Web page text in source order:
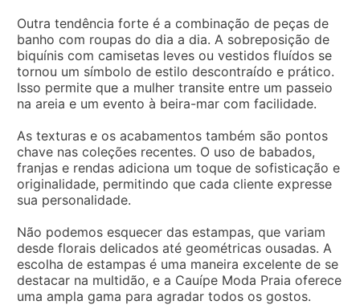
Outra tendência forte é a combinação de peças de
banho com roupas do dia a dia. A sobreposição de
biquínis com camisetas leves ou vestidos fluídos se
tornou um símbolo de estilo descontraído e prático.
Isso permite que a mulher transite entre um passeio
na areia e um evento à beira-mar com facilidade.
As texturas e os acabamentos também são pontos
chave nas coleções recentes. O uso de babados,
franjas e rendas adiciona um toque de sofisticação e
originalidade, permitindo que cada cliente expresse
sua personalidade.
Não podemos esquecer das estampas, que variam
desde florais delicados até geométricas ousadas. A
escolha de estampas é uma maneira excelente de se
destacar na multidão, e a Cauípe Moda Praia oferece
uma ampla gama para agradar todos os gostos.